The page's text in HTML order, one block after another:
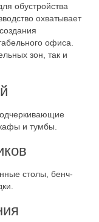
обустройства
охватывает
офиса.
зон, так и
и тумбы.
столы, бенч-